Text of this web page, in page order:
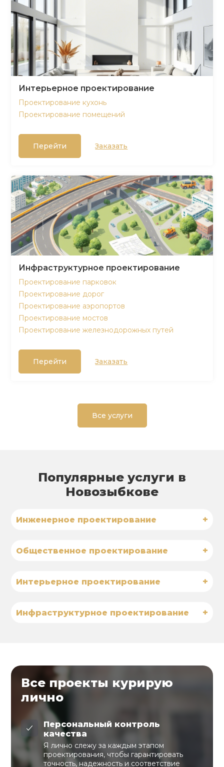
Интерьерное проектирование
Проектирование кухонь
Проектирование помещений
Перейти Заказать
Инфраструктурное проектирование
Проектирование парковок
Проектирование дорог
Проектирование аэропортов
Проектирование мостов
Проектирование железнодорожных путей
Перейти Заказать
Все услуги
Популярные услуги в
Новозыбкове
Инженерное проектирование +
Общественное проектирование +
Интерьерное проектирование +
Инфраструктурное проектирование +
Все проекты курирую
лично
Персональный контроль
качества
Я лично слежу за каждым этапом
проектирования, чтобы гарантировать
точность, надежность и соответствие